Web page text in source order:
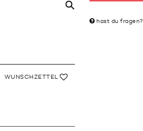
WUNSCHZETTEL
hast du fragen?